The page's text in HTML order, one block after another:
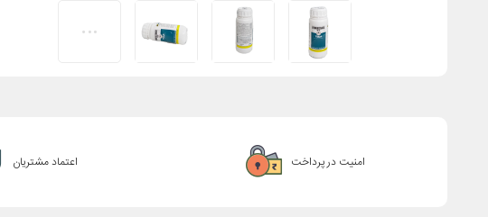
امنیت در پرداخت اعتماد مشتریان